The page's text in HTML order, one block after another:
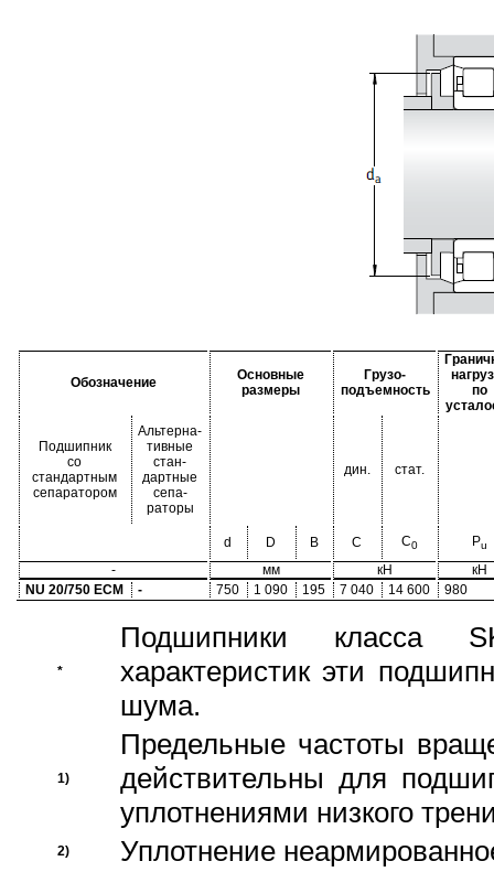
Обозначение
Основные
размеры
Грузо-
подъемность
по
Подшипник
со
стандартным
сепаратором
Альтерна-
тивные
стан-
дартные
сепа-
раторы
дин. стат.
d D B C C0 Pu
- мм кН
кН
NU 20/750 ECM
- 750 1 090 195 7 040 14 600 980
*
Подшипники класса
характеристик эти
шума.
1)
Предельные частоты
действительны для
уплотнениями низкого
2) Уплотнение